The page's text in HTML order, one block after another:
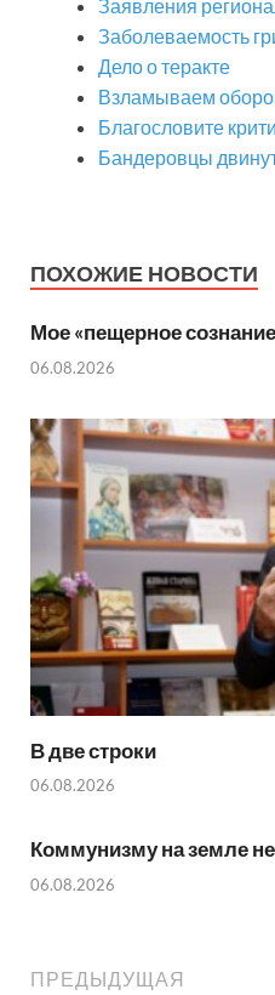
Заявления
Заболеваемость
Дело о теракте
Взламываем
Благословите
Бандеровцы
ПОХОЖИЕ НОВОСТИ
Мое «пещерное
06.08.2026
В две строки
06.08.2026
Коммунизму на земле
06.08.2026
ПРЕДЫДУЩАЯ